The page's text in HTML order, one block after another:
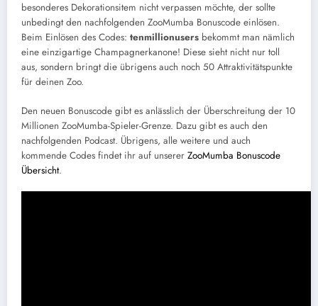
besonderes Dekorationsitem nicht verpassen möchte, der sollte
unbedingt den nachfolgenden ZooMumba Bonuscode einlösen.
Beim Einlösen des Codes: tenmillionusers bekommt man nämlich
eine einzigartige Champagnerkanone! Diese sieht nicht nur toll
aus, sondern bringt die übrigens auch noch 50 Attraktivitätspunkte
für deinen Zoo.
Den neuen Bonuscode gibt es anlässlich der Überschreitung der 10
Millionen ZooMumba-Spieler-Grenze. Dazu gibt es auch den
nachfolgenden Podcast. Übrigens, alle weitere und auch
kommende Codes findet ihr auf unserer ZooMumba Bonuscode
Übersicht.